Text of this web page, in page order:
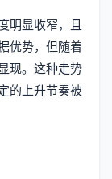
明显收窄，且
优势，但随着
现。这种走势
的上升节奏被